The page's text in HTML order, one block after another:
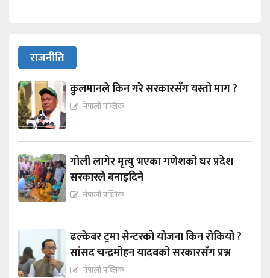
राजनीति
कुलमानले किन गरे सरकारसँग यस्तो माग ?
नेपाली पब्लिक
गोली लागेर मृत्यु भएका गणेशको घर प्रदेश
सरकारले बनाइदिने
नेपाली पब्लिक
ढल्केबर ट्रमा सेन्टरको योजना किन रोकियो ?
सांसद चन्द्रमोहन यादवको सरकारसँग प्रश्न
नेपाली पब्लिक